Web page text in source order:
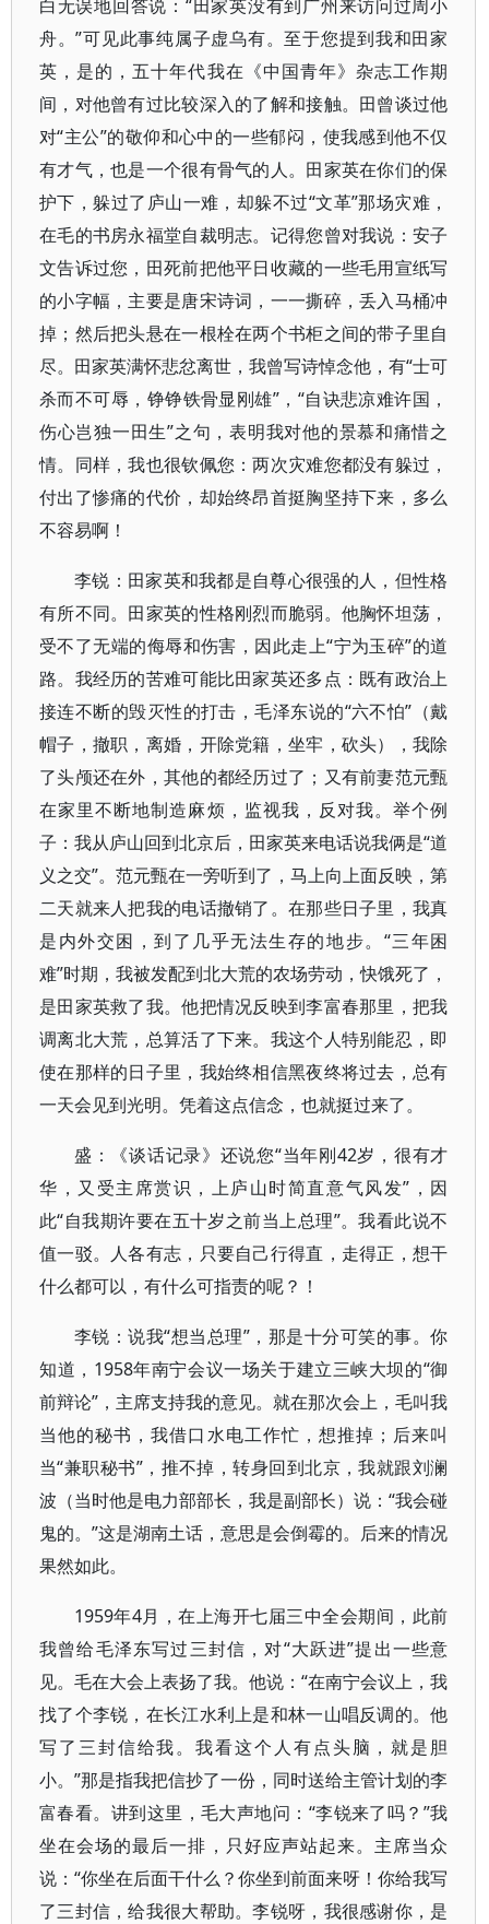
白无误地回答说：“田家英没有到广州来访问过周小
舟。”可见此事纯属子虚乌有。至于您提到我和田家
英，是的，五十年代我在《中国青年》杂志工作期
间，对他曾有过比较深入的了解和接触。田曾谈过他
对“主公”的敬仰和心中的一些郁闷，使我感到他不仅
有才气，也是一个很有骨气的人。田家英在你们的保
护下，躲过了庐山一难，却躲不过“文革”那场灾难，
在毛的书房永福堂自裁明志。记得您曾对我说：安子
文告诉过您，田死前把他平日收藏的一些毛用宣纸写
的小字幅，主要是唐宋诗词，一一撕碎，丢入马桶冲
掉；然后把头悬在一根栓在两个书柜之间的带子里自
尽。田家英满怀悲忿离世，我曾写诗悼念他，有“士可
杀而不可辱，铮铮铁骨显刚雄”，“自诀悲凉难许国，
伤心岂独一田生”之句，表明我对他的景慕和痛惜之
情。同样，我也很钦佩您：两次灾难您都没有躲过，
付出了惨痛的代价，却始终昂首挺胸坚持下来，多么
不容易啊！
李锐：田家英和我都是自尊心很强的人，但性格
有所不同。田家英的性格刚烈而脆弱。他胸怀坦荡，
受不了无端的侮辱和伤害，因此走上“宁为玉碎”的道
路。我经历的苦难可能比田家英还多点：既有政治上
接连不断的毁灭性的打击，毛泽东说的“六不怕”（戴
帽子，撤职，离婚，开除党籍，坐牢，砍头），我除
了头颅还在外，其他的都经历过了；又有前妻范元甄
在家里不断地制造麻烦，监视我，反对我。举个例
子：我从庐山回到北京后，田家英来电话说我俩是“道
义之交”。范元甄在一旁听到了，马上向上面反映，第
二天就来人把我的电话撤销了。在那些日子里，我真
是内外交困，到了几乎无法生存的地步。“三年困
难”时期，我被发配到北大荒的农场劳动，快饿死了，
是田家英救了我。他把情况反映到李富春那里，把我
调离北大荒，总算活了下来。我这个人特别能忍，即
使在那样的日子里，我始终相信黑夜终将过去，总有
一天会见到光明。凭着这点信念，也就挺过来了。
盛：《谈话记录》还说您“当年刚42岁，很有才
华，又受主席赏识，上庐山时简直意气风发”，因
此“自我期许要在五十岁之前当上总理”。我看此说不
值一驳。人各有志，只要自己行得直，走得正，想干
什么都可以，有什么可指责的呢？！
李锐：说我“想当总理”，那是十分可笑的事。你
知道，1958年南宁会议一场关于建立三峡大坝的“御
前辩论”，主席支持我的意见。就在那次会上，毛叫我
当他的秘书，我借口水电工作忙，想推掉；后来叫
当“兼职秘书”，推不掉，转身回到北京，我就跟刘澜
波（当时他是电力部部长，我是副部长）说：“我会碰
鬼的。”这是湖南土话，意思是会倒霉的。后来的情况
果然如此。
1959年4月，在上海开七届三中全会期间，此前
我曾给毛泽东写过三封信，对“大跃进”提出一些意
见。毛在大会上表扬了我。他说：“在南宁会议上，我
找了个李锐，在长江水利上是和林一山唱反调的。他
写了三封信给我。我看这个人有点头脑，就是胆
小。”那是指我把信抄了一份，同时送给主管计划的李
富春看。讲到这里，毛大声地问：“李锐来了吗？”我
坐在会场的最后一排，只好应声站起来。主席当众
说：“你坐在后面干什么？你坐到前面来呀！你给我写
了三封信，给我很大帮助。李锐呀，我很感谢你，是